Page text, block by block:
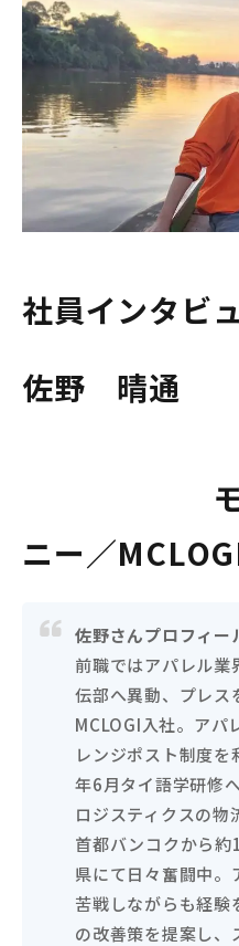
社員インタビ
佐野 晴通
ニー／
佐野さんプロフィー
前職ではアパレル業
伝部へ異動、プレ
MCLOGI入社。アパ
レンジポスト制度
年6月タイ語学研修
ロジスティクスの物
首都バンコクから
県にて日々奮闘中。
苦戦しながらも経験
の改善策を提案し、